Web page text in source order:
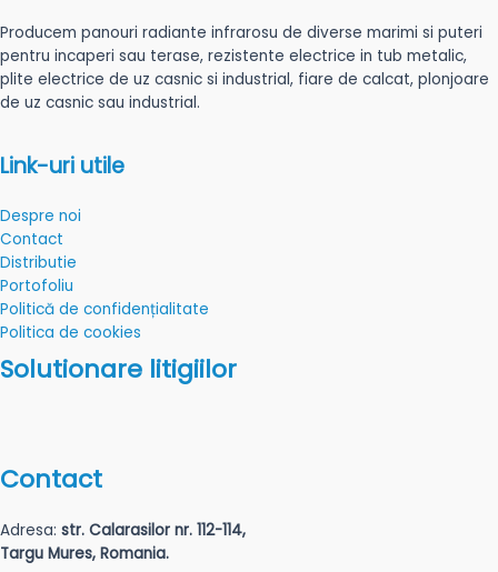
Producem panouri radiante infrarosu de diverse marimi si puteri
pentru incaperi sau terase, rezistente electrice in tub metalic,
plite electrice de uz casnic si industrial, fiare de calcat, plonjoare
de uz casnic sau industrial.
Link-uri utile
Despre noi
Contact
Distributie
Portofoliu
Politică de confidențialitate
Politica de cookies
Solutionare litigiilor
Contact
Adresa: str. Calarasilor nr. 112-114,
Targu Mures, Romania.